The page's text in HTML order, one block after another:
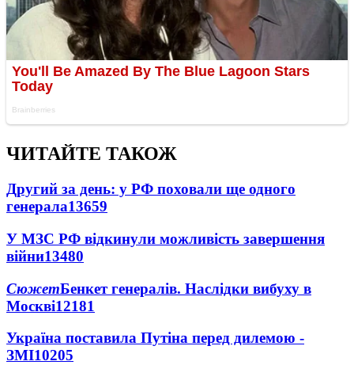
ЧИТАЙТЕ ТАКОЖ
Другий за день: у РФ поховали ще одного
генерала13659
У МЗС РФ відкинули можливість завершення
війни13480
СюжетБенкет генералів. Наслідки вибуху в
Москві12181
Україна поставила Путіна перед дилемою -
ЗМІ10205